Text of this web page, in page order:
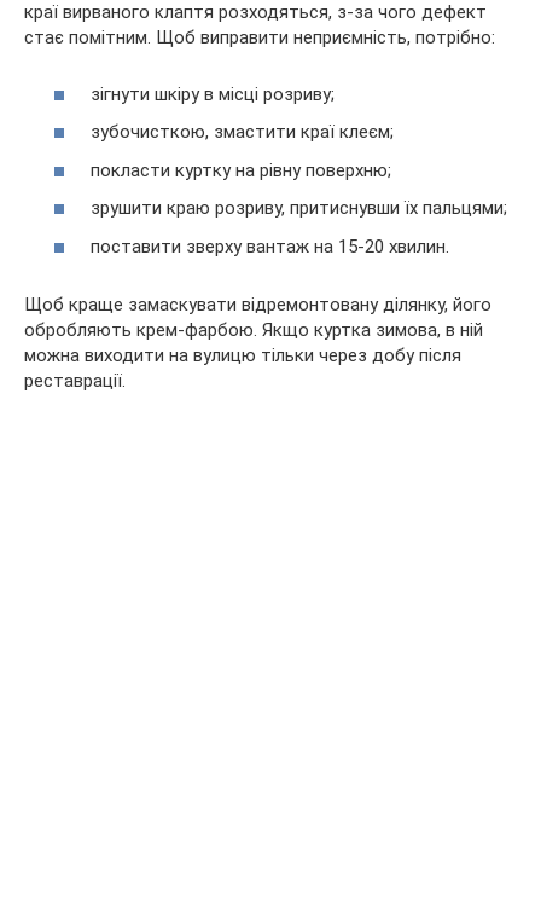
краї вирваного клаптя розходяться, з-за чого дефект
стає помітним. Щоб виправити неприємність, потрібно:
зігнути шкіру в місці розриву;
зубочисткою, змастити краї клеєм;
покласти куртку на рівну поверхню;
зрушити краю розриву, притиснувши їх пальцями;
поставити зверху вантаж на 15-20 хвилин.
Щоб краще замаскувати відремонтовану ділянку, його
обробляють крем-фарбою. Якщо куртка зимова, в ній
можна виходити на вулицю тільки через добу після
реставрації.